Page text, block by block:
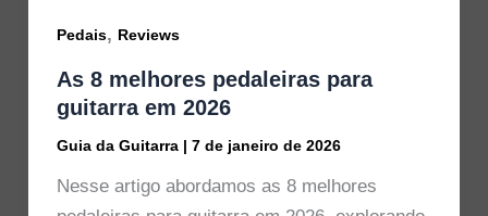
Pedais, Reviews
As 8 melhores pedaleiras para
guitarra em 2026
Guia da Guitarra | 7 de janeiro de 2026
Nesse artigo abordamos as 8 melhores